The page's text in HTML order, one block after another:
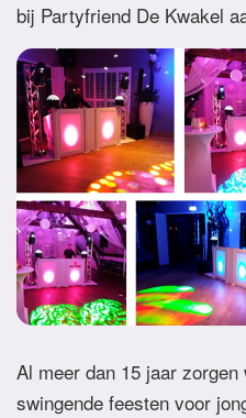
bij Partyfriend De Kwakel
Al meer dan 15 jaar
swingende feesten voor